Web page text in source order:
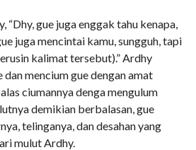
“Dhy, gue juga enggak tahu kenapa,
juga mencintai kamu, sungguh, tapi
kalimat tersebut).” Ardhy
dan mencium gue dengan amat
ciumannya denga mengulum
demikian berbalasan, gue
telinganya, dan desahan yang
mulut Ardhy.